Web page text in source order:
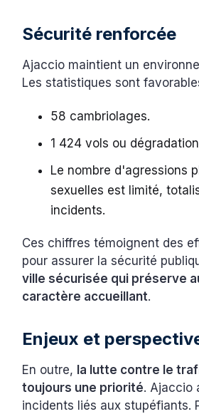
Sécurité renforcée
Ajaccio maintient un
Les statistiques sont
58 cambriolages.
1 424 vols ou
Le nombre d'agressions
sexuelles est limité,
incidents.
Ces chiffres témoignent des
pour assurer la sécurité
ville sécurisée qui préserve
caractère accueillant.
Enjeux et
En outre, la lutte contre le
toujours une priorité. Ajaccio
incidents liés aux stupéfiants.